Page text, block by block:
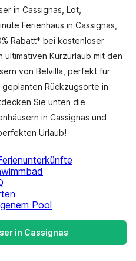
in Cassignas, Lot,
Ferienhaus in Cassignas,
Rabatt* bei kostenloser
Kurzurlaub mit den
von Belvilla, perfekt für
Rückzugsorte in
Sie unten die
in Cassignas und
Urlaub!
Pool
in Cassignas